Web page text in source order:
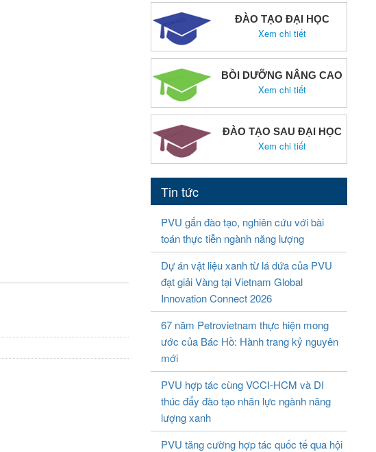
ĐÀO TẠO ĐẠI HỌC
Xem chi tiết
BỒI DƯỠNG NÂNG CAO
Xem chi tiết
ĐÀO TẠO SAU ĐẠI HỌC
Xem chi tiết
Tin tức
PVU gắn đào tạo, nghiên cứu với bài
toán thực tiễn ngành năng lượng
Dự án vật liệu xanh từ lá dứa của PVU
đạt giải Vàng tại Vietnam Global
Innovation Connect 2026
67 năm Petrovietnam thực hiện mong
ước của Bác Hồ: Hành trang kỷ nguyên
mới
PVU hợp tác cùng VCCI-HCM và DI
thúc đẩy đào tạo nhân lực ngành năng
lượng xanh
PVU tăng cường hợp tác quốc tế qua hội